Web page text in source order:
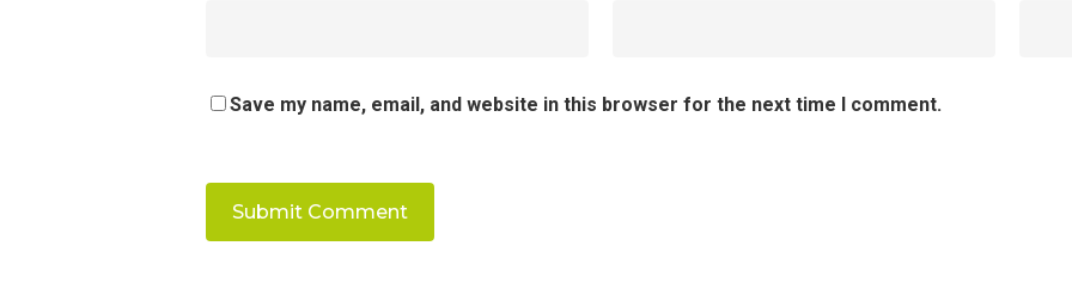
Save my name, email, and website in this browser for the next time I comment.